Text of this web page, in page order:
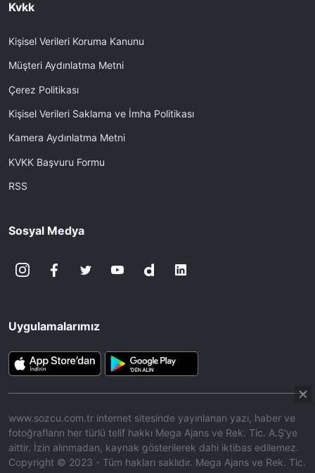
Kvkk
Kişisel Verileri Koruma Kanunu
Müşteri Aydınlatma Metni
Çerez Politikası
Kişisel Verileri Saklama ve İmha Politikası
Kamera Aydınlatma Metni
KVKK Başvuru Formu
RSS
Sosyal Medya
Uygulamalarımız
www.sozcu.com.tr internet sitesinde yayınlanan yazı, haber ve
fotoğrafların her türlü telif hakkı Mega Ajans ve Rek. Tic. A.Ş'ye
aittir. İzin alınmadan, kaynak gösterilerek dahi iktibas edilemez.
Copyright © 2023 - Tüm hakları saklıdır. Mega Ajans ve Rek. Tic.